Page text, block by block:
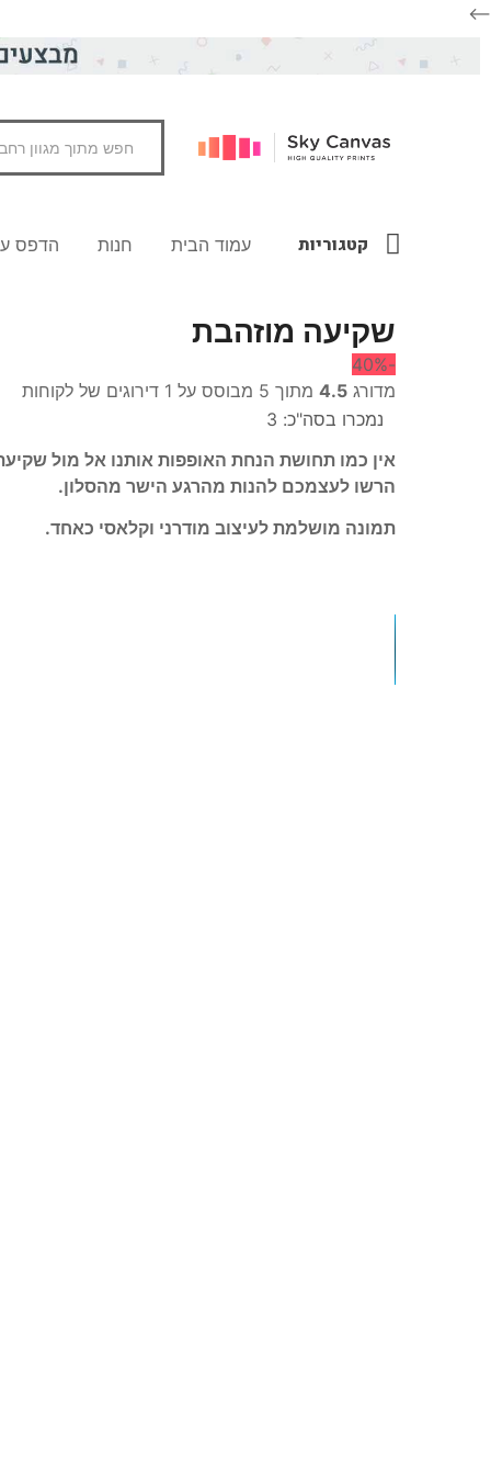
-->
קטגוריות עמוד הבית חנות הדפס
שקיעה מוזהבת
-40%
מדורג 4.5 מתוך 5 מבוסס על 1 דירוגים של לקוחות
נמכרו בסה"כ: 3
אין כמו תחושת הנחת האופפות אותנו אל מול
הרשו לעצמכם להנות מהרגע הישר מהסלון.
תמונה מושלמת לעיצוב מודרני וקלאסי כאחד.